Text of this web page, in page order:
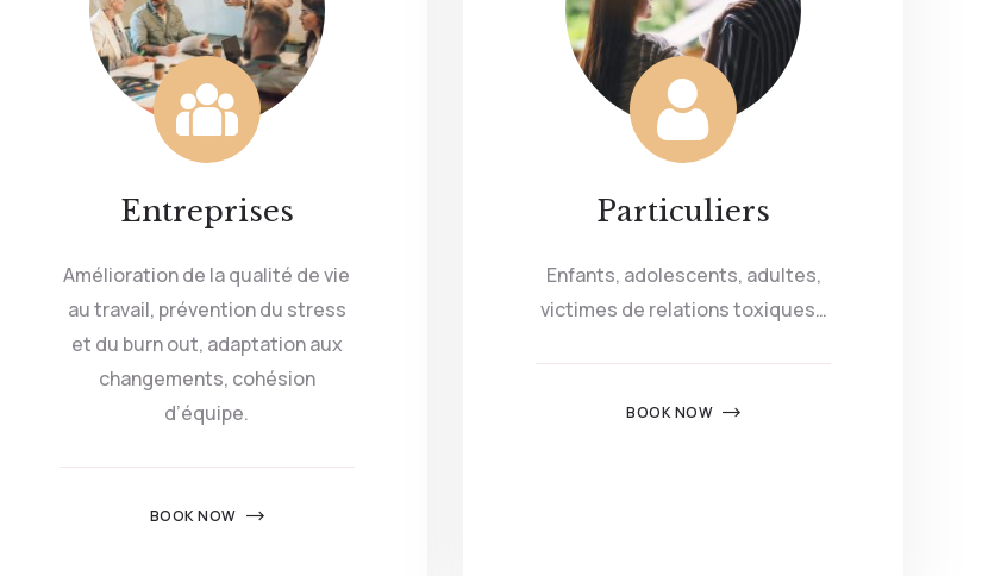
Entreprises
Amélioration de la qualité de vie
au travail, prévention du stress
et du burn out, adaptation aux
changements, cohésion
d’équipe.
BOOK NOW
Particuliers
Enfants, adolescents, adultes,
victimes de relations toxiques…
BOOK NOW
Statistiques
Afin que nous
puissions
améliorer la
fonctionnalité
et la
fonction de la
le site Web
est utilisé.
Expérience
Afin que notre
votre visite. Si